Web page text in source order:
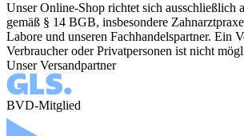
Unser Online-Shop richtet sich ausschließlich
gemäß § 14 BGB, insbesondere
Labore und unseren Fachhandelspartner. Ein
Verbraucher oder Privatpersonen ist nicht
Unser Versandpartner
BVD-Mitglied